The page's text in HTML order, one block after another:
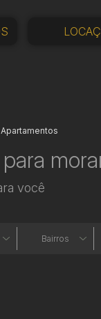
Apartamentos
você
Bairros